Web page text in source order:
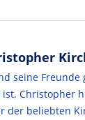
seine
beliebten